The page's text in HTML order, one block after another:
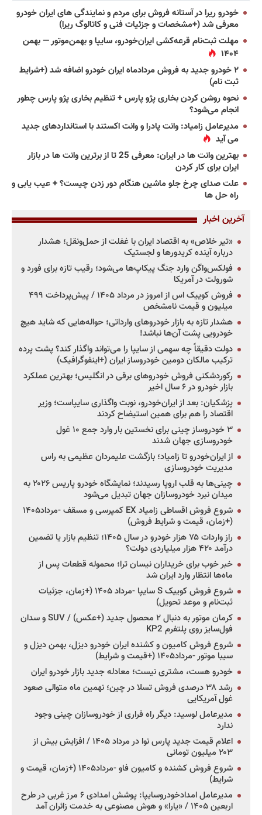
خودرو ریرا در آستانه فروش برای مردم و نمایندگی های ایران خودرو
معرفی شد (+مشخصات و جزئیات فنی و کاتالوگ ریرا)
مهلت ثبت‌نام قرعه‌کشی ایران‌خودرو، سایپا و بهمن‌موتور — بهمن
۱۴۰۴
۲ خودرو جدید به فروش مردادماه ایران خودرو اضافه شد (+شرایط
ثبت نام)
نحوه روشن کردن بخاری پژو پارس + تنظیم بخاری پژو پارس چطور
انجام می‌شود؟
مدیرعامل زامیاد: وانت پادرا و وانت اکستند با استانداردهای جدید
می آید
بهترین وانت ها در ایران: معرفی 25 تا از برترین وانت ها در بازار
ایران برای کار کردن
علت صدای چرخ جلو ماشین هنگام دور زدن چیست؟ + عیب یابی و
راه حل ها
آخرین اخبار
«تیر خلاص» به اقتصاد ایران با غفلت از حمل‌ونقل؛ هشدار
درباره آینده کریدورها و لجستیک
فولکس‌واگن وارد جنگ پیکاپ‌ها می‌شود؛ رقیب تازه برای فورد و
شورولت در آمریکا
فروش کوییک اس از امروز در مرداد ۱۴۰۵ / پیش‌پرداخت ۴۹۹
میلیون و قیمت نامشخص
هشدار تازه به بازار خودروهای وارداتی؛ حواله‌هایی که شاید هیچ
خودرویی پشت آن‌ها نباشد!
دولت دقیقاً چه سهمی از سایپا را می‌تواند واگذار کند؟ پشت پرده
ترکیب مالکان دومین خودروساز ایران (+اینفوگرافیک)
رکوردشکنی فروش خودروهای برقی در انگلیس؛ بهترین عملکرد
بازار خودرو در ۶ سال اخیر
پزشکیان: بعد از ایران‌خودرو، نوبت واگذاری سایپاست؛ وزیر
اقتصاد را هم برای همین استیضاح کردند
۳ خودروساز چینی برای نخستین بار وارد جمع ۱۰ غول
خودروسازی جهان شدند
از ایران‌خودرو تا زامیاد؛ بازگشت علیمردان عظیمی به راس
مدیریت خودروسازی
چینی‌ها به قلب اروپا رسیدند؛ نمایشگاه خودرو پاریس ۲۰۲۶ به
میدان نبرد خودروسازان جهان تبدیل می‌شود
شروع فروش اقساطی زامیاد EX کمپرسی و مسقف -مرداد۱۴۰۵
(+زمان، قیمت و شرایط فروش)
راز واردات ۷۵ هزار خودرو در سال ۱۴۰۵؛ تنظیم بازار یا تضمین
درآمد ۴۲۰ هزار میلیاردی دولت؟
خبر خوب برای خریداران نیسان ترا؛ محموله قطعات پس از
ماه‌ها انتظار وارد ایران شد
شروع فروش کوییک S سایپا -مرداد ۱۴۰۵ (+زمان، جزئیات
ثبت‌نام و موعد تحویل)
کرمان موتور به دنبال ۲ محصول جدید (+عکس) / SUV و سدان
فول‌سایز روی پلتفرم KP2
شروع فروش کامیون و کشنده ایران خودرو دیزل، بهمن دیزل و
سیبا موتور -مرداد۱۴۰۵ (+قیمت و شرایط)
خودرو هست، مشتری نیست؛ معادله جدید بازار خودرو ایران
رشد ۳۸ درصدی فروش تسلا در چین؛ نهمین ماه متوالی صعود
غول آمریکایی
مدیرعامل لوسید: دیگر راه فراری از خودروسازان چینی وجود
ندارد
اعلام قیمت جدید پارس نوا در مرداد ۱۴۰۵ / افزایش بیش از
۲۰۳ میلیون تومانی
شروع فروش کشنده و کامیون فاو -مرداد۱۴۰۵ (+زمان، قیمت و
شرایط)
مدیرعامل امدادخودروسایپا: پوشش امدادی ۶ مرز غربی در طرح
اربعین ۱۴۰۵ / «یارا» و هوش مصنوعی به خدمت زائران آمد